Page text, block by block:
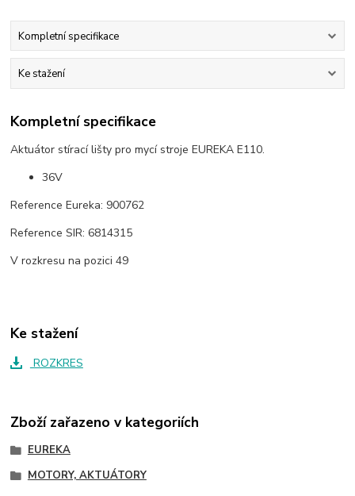
Kompletní specifikace
Ke stažení
Kompletní specifikace
Aktuátor stírací lišty pro mycí stroje EUREKA E110.
36V
Reference Eureka: 900762
Reference SIR: 6814315
V rozkresu na pozici 49
Ke stažení
ROZKRES
Zboží zařazeno v kategoriích
EUREKA
MOTORY, AKTUÁTORY